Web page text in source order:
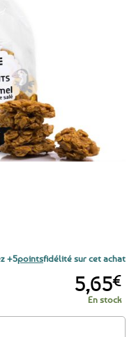
5,65€
En stock
Caramel au beurre salé - 200g
+5pointsfidélité sur cet achat